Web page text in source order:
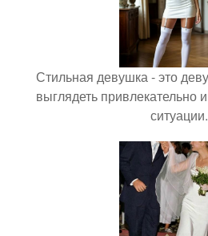
Стильная девушка - это
выглядеть привлекательно
ситуации.